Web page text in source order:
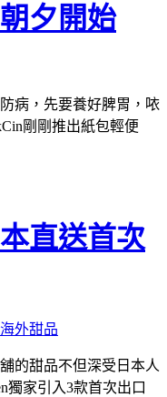
夕開始
病，先要養好脾胃，𠲖
剛剛推出紙包輕便
直送首次
的甜品不但深受日本人
獨家引入3款首次出口